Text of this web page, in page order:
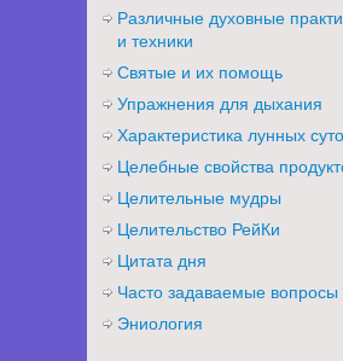
Различные духовные
и техники
Святые и их помощь
Упражнения для дыхания
Характеристика лунных
Целебные свойства
Целительные мудры
Целительство РейКи
Цитата дня
Часто задаваемые вопросы
Эниология